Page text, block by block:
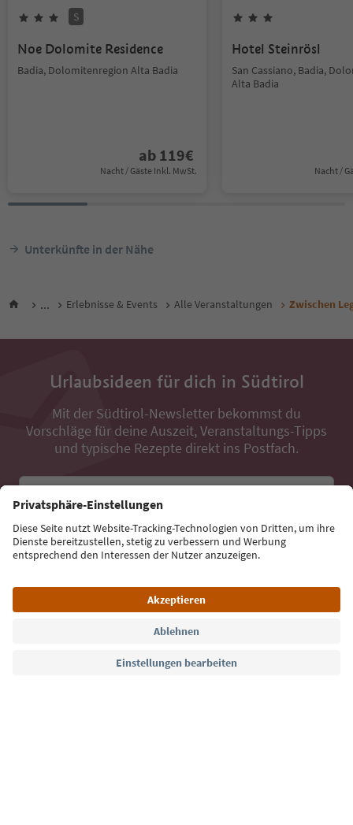
S
Noe Dolomite Residence
Badia, Dolomitenregion Alta Badia
ab 119€
Nacht / Gäste Inkl. MwSt.
Hotel Steinrösl
San Cassiano, Badia,
Alta Badia
Nacht /
Unterkünfte in der Nähe
... Erlebnisse & Events Alle Veranstaltungen Zwischen
Urlaubsideen für dich in Südtirol
Mit der Südtirol-Newsletter bekommst du
Vorschläge für deine Auszeit, Veranstaltungs-Tipps
und typische Rezepte direkt ins Postfach.
Jetzt anmelden